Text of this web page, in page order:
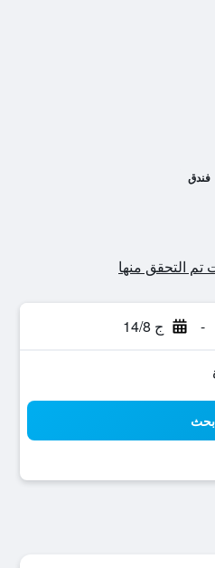
فندق
- ج 14/8
بحث